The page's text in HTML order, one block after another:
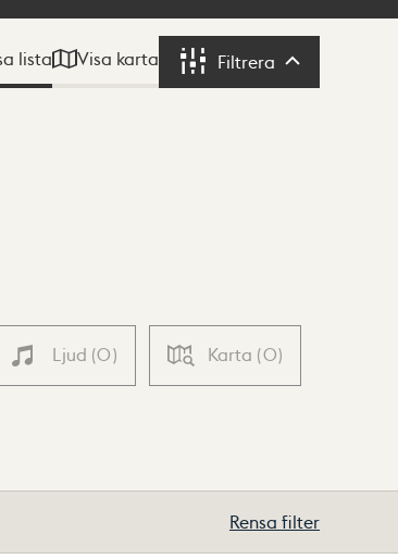
lista Visa karta Filtrera Filtrera
Ljud (0) Karta (0)
Rensa filter